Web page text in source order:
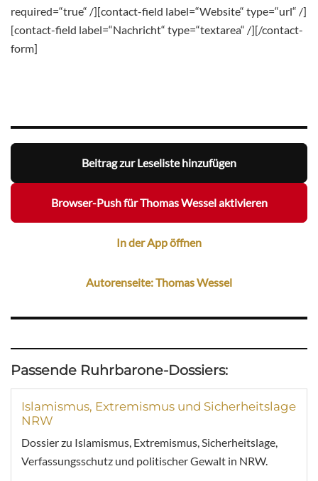
required=“true“ /][contact-field label=“Website“ type=“url“ /]
[contact-field label=“Nachricht“ type=“textarea“ /][/contact-
form]
Beitrag zur Leseliste hinzufügen
Browser-Push für Thomas Wessel aktivieren
In der App öffnen
Autorenseite: Thomas Wessel
Passende Ruhrbarone-Dossiers:
Islamismus, Extremismus und Sicherheitslage
NRW
Dossier zu Islamismus, Extremismus, Sicherheitslage,
Verfassungsschutz und politischer Gewalt in NRW.